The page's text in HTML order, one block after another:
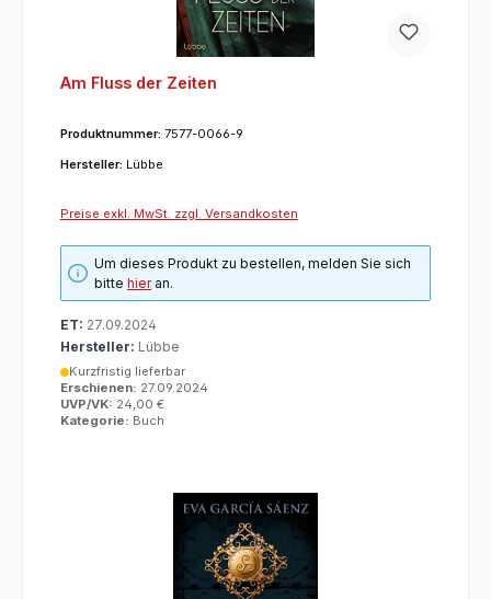
Am Fluss der Zeiten
Produktnummer: 7577-0066-9
Hersteller: Lübbe
Preise exkl. MwSt. zzgl. Versandkosten
Um dieses Produkt zu bestellen, melden Sie sich
bittehieran.
ET: 27.09.2024
Hersteller: Lübbe
Kurzfristig lieferbar
Erschienen: 27.09.2024
UVP/VK: 24,00 €
Kategorie: Buch